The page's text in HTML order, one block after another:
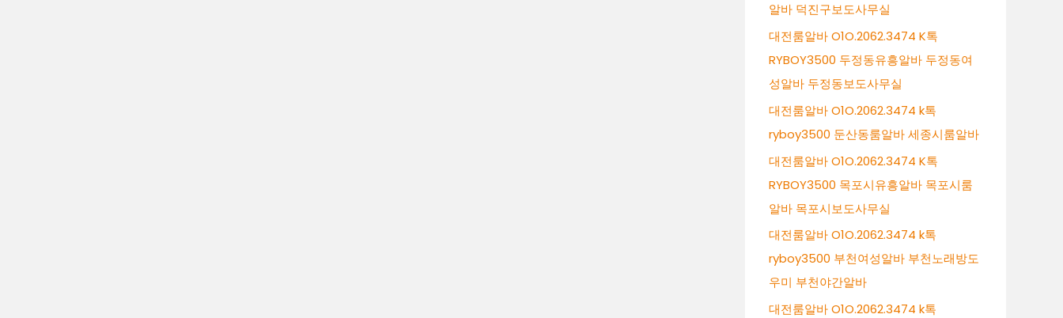
알바 덕진구보도사무실
대전룸알바 O1O.2062.3474 K톡
RYBOY3500 두정동유흥알바 두정동여
성알바 두정동보도사무실
대전룸알바 O1O.2062.3474 k톡
ryboy3500 둔산동룸알바 세종시룸알바
대전룸알바 O1O.2062.3474 K톡
RYBOY3500 목포시유흥알바 목포시룸
알바 목포시보도사무실
대전룸알바 O1O.2062.3474 k톡
ryboy3500 부천여성알바 부천노래방도
우미 부천야간알바
대전룸알바 O1O.2062.3474 k톡